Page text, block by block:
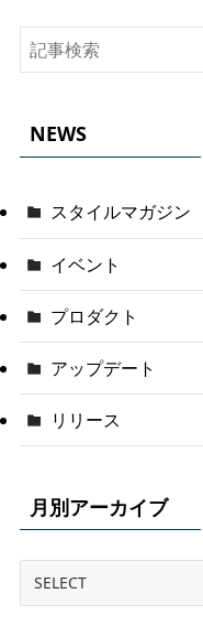
NEWS
スタイルマガジン
イベント
プロダクト
アップデート
リリース
月別アーカイブ